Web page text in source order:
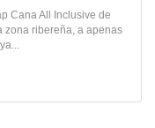
Cana All Inclusive de
zona ribereña, a apenas